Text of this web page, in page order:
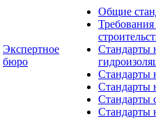
Экспертное
бюро
Общие
Стандарты
Стандарты
Стандарты
Стандарты